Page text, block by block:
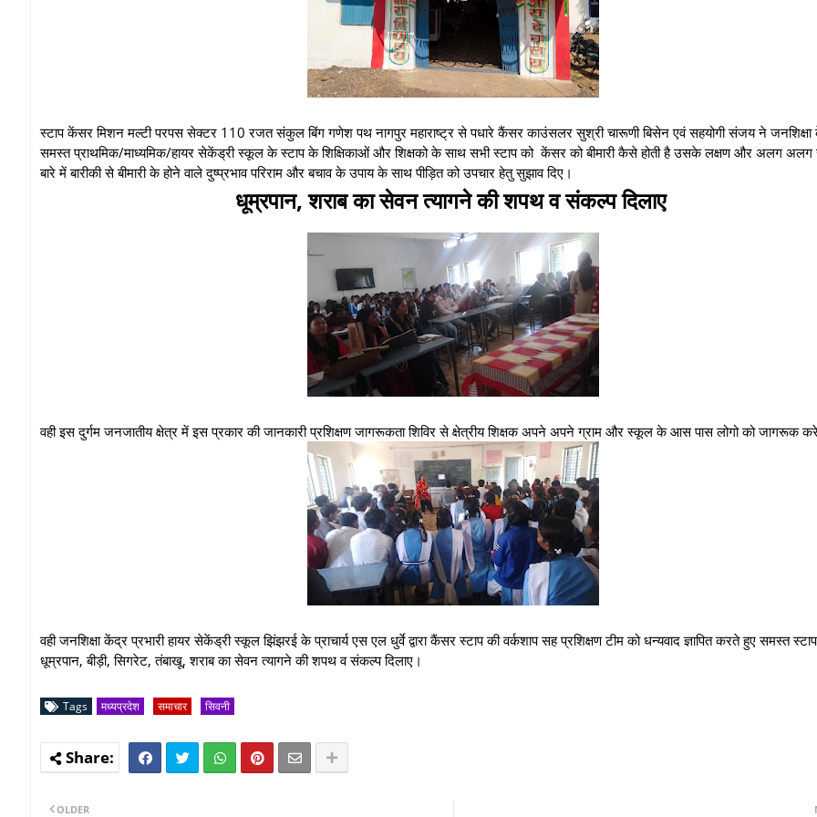
स्टाप केंसर मिशन मल्टी परपस सेक्टर 110 रजत संकुल बिंग गणेश पथ नागपुर महाराष्ट्र से पधारे कैंसर काउंसलर सुश्री चारूणी बिसेन एवं सहयोगी संजय ने
समस्त प्राथमिक/माध्यमिक/हायर सेकेंड्री स्कूल के स्टाप के शिक्षिकाओं और शिक्षको के साथ सभी स्टाप को केंसर को बीमारी कैसे होती है उसके लक्षण और अलग
बारे में बारीकी से बीमारी के होने वाले दुष्प्रभाव परिराम और बचाव के उपाय के साथ पीड़ित को उपचार हेतु सुझाव दिए।
धूम्रपान, शराब का सेवन त्यागने की शपथ व संकल्प दिलाए
वही इस दुर्गम जनजातीय क्षेत्र में इस प्रकार की जानकारी प्रशिक्षण जागरूकता शिविर से क्षेत्रीय शिक्षक अपने अपने ग्राम और स्कूल के आस पास लोगो को जागरूक
वही जनशिक्षा केंद्र प्रभारी हायर सेकेंड्री स्कूल झिंझरई के प्राचार्य एस एल धुर्वे द्वारा कैंसर स्टाप की वर्कशाप सह प्रशिक्षण टीम को धन्यवाद ज्ञापित करते हुए समस्त
धूम्रपान, बीड़ी, सिगरेट, तंबाखू, शराब का सेवन त्यागने की शपथ व संकल्प दिलाए।
Tags मध्यप्रदेश समाचार सिवनी
OLDER